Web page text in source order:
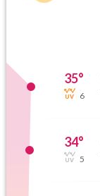
35°
6
34°
5